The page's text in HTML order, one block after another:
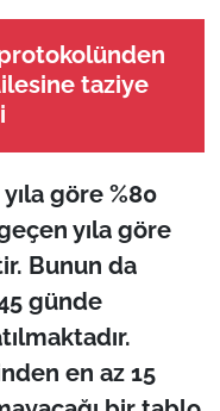
taziye
göre %80
yıla göre
Bunun da
günde
en az 15